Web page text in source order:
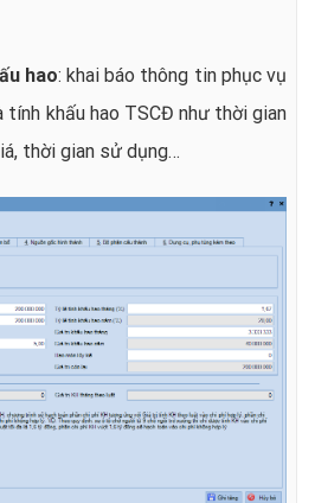
hao: khai báo thông tin phục vụ
tính khấu hao TSCĐ như thời gian
thời gian sử dụng…